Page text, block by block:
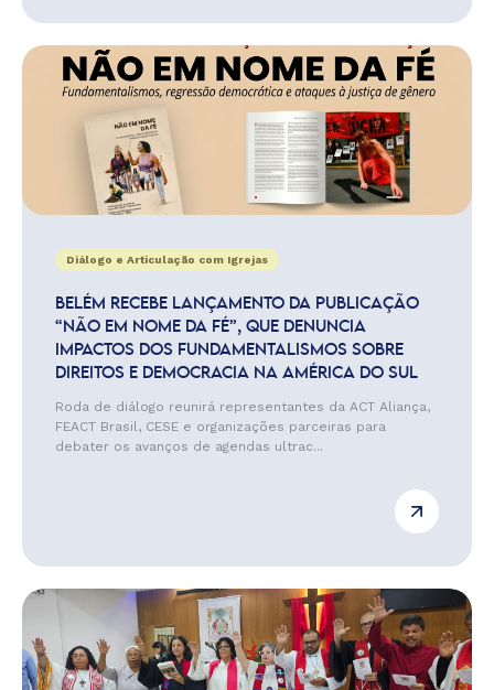
Diálogo e Articulação com Igrejas
BELÉM RECEBE LANÇAMENTO DA PUBLICAÇÃO
“NÃO EM NOME DA FÉ”, QUE DENUNCIA
IMPACTOS DOS FUNDAMENTALISMOS SOBRE
DIREITOS E DEMOCRACIA NA AMÉRICA DO SUL
Roda de diálogo reunirá representantes da ACT Aliança,
FEACT Brasil, CESE e organizações parceiras para
debater os avanços de agendas ultrac...